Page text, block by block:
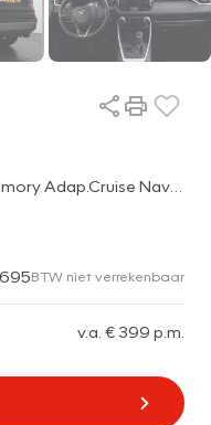
BTW niet verrekenbaar
v.a. € 399 p.m.